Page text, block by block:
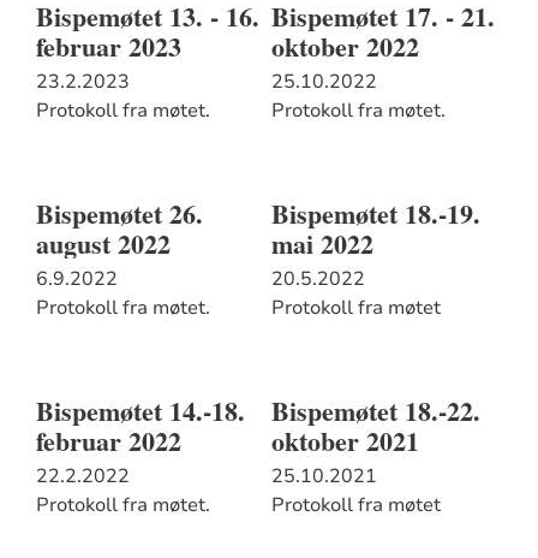
Bispemøtet 13. - 16.
februar 2023
23.2.2023
Protokoll fra møtet.
Bispemøtet 17. - 21.
oktober 2022
25.10.2022
Protokoll fra møtet.
Bispemøtet 26.
august 2022
6.9.2022
Protokoll fra møtet.
Bispemøtet 18.-19.
mai 2022
20.5.2022
Protokoll fra møtet
Bispemøtet 14.-18.
februar 2022
22.2.2022
Protokoll fra møtet.
Bispemøtet 18.-22.
oktober 2021
25.10.2021
Protokoll fra møtet